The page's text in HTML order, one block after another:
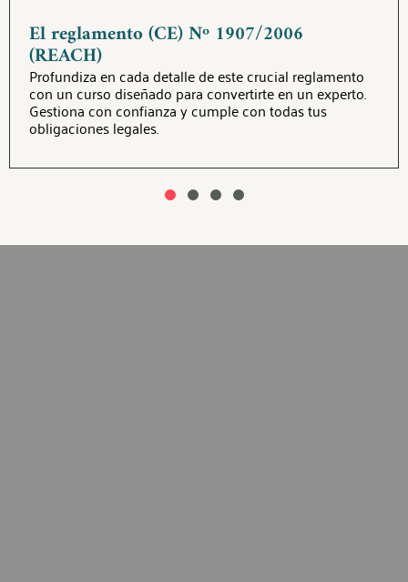
El reglamento (CE) Nº 1907/2006
(REACH)
Profundiza en cada detalle de este crucial reglamento
con un curso diseñado para convertirte en un experto.
Gestiona con confianza y cumple con todas tus
obligaciones legales.